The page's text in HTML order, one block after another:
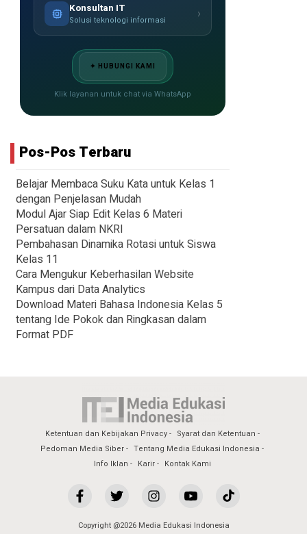
Konsultan IT
Solusi teknologi informasi ›
✦ HUBUNGI KAMI
Klik layanan untuk chat via WhatsApp
Pos-Pos Terbaru
Belajar Membaca Suku Kata untuk Kelas 1
dengan Penjelasan Mudah
Modul Ajar Siap Edit Kelas 6 Materi
Persatuan dalam NKRI
Pembahasan Dinamika Rotasi untuk Siswa
Kelas 11
Cara Mengukur Keberhasilan Website
Kampus dari Data Analytics
Download Materi Bahasa Indonesia Kelas 5
tentang Ide Pokok dan Ringkasan dalam
Format PDF
Ketentuan dan Kebijakan Privacy
Syarat dan Ketentuan
Pedoman Media Siber
Tentang Media Edukasi Indonesia
Info Iklan
Karir Kontak Kami
Copyright @2026 Media Edukasi Indonesia